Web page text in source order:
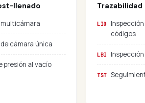
llenado
cámara única
presión al vacío
Trazabilidad
LIO
códigos
LBI
TST